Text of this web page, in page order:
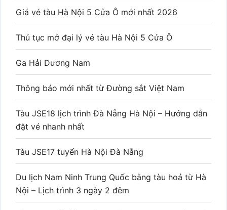
Giá vé tàu Hà Nội 5 Cửa Ô mới nhất 2026
Thủ tục mở đại lý vé tàu Hà Nội 5 Cửa Ô
Ga Hải Dương Nam
Thông báo mới nhất từ Đường sắt Việt Nam
Tàu JSE18 lịch trình Đà Nẵng Hà Nội – Hướng dẫn
đặt vé nhanh nhất
Tàu JSE17 tuyến Hà Nội Đà Nẵng
Du lịch Nam Ninh Trung Quốc bằng tàu hoả từ Hà
Nội – Lịch trình 3 ngày 2 đêm